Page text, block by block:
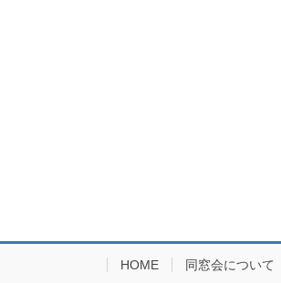
HOME 同窓会について